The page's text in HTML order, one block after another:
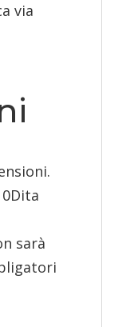
via
sarà